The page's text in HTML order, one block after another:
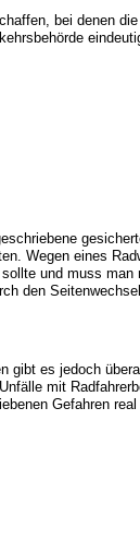
bei denen
Wegen eines
und muss man
den
gibt es jedoch
mit
Gefahren real